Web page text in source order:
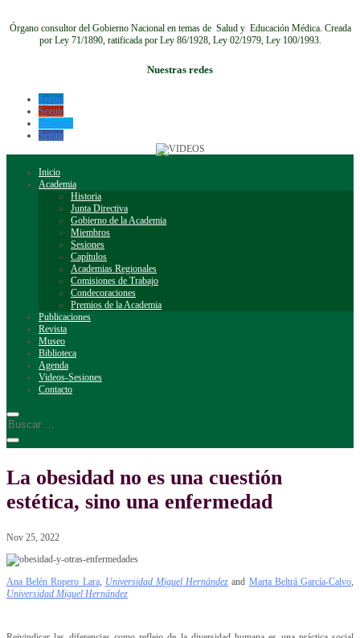
Órgano consultor del Gobierno Nacional en temas de Salud y Educación Médica. Creada
por Ley 71/1890, ratificada por Ley 86/1928, Ley 02/1979, Ley 100/1993.
Nuestras redes
Seguir
Seguir
Seguir
Seguir
Inicio
Academia
Historia
Junta Directiva
Gobierno de la Academia
Miembros
Sesiones
Capítulos
Academias Regionales
Comisiones de Trabajo
Condecoraciones
Premios de la Academia
Publicaciones
Revista
Museo
Biblioteca
Agenda
Videos-Sesiones
Contacto
La obesidad no es una cuestión
estética, sino una enfermedad
Nov 25, 2022
Ana Belén Ropero Lara, Universidad Miguel Hernández and Marta Beltrá García-Calvo
Universidad Miguel Hernández